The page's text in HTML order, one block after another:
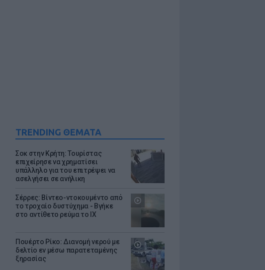
TRENDING ΘΕΜΑΤΑ
Σοκ στην Κρήτη: Τουρίστας
επιχείρησε να χρηματίσει
υπάλληλο για του επιτρέψει να
ασελγήσει σε ανήλικη
Σέρρες: Βίντεο-ντοκουμέντο από
το τροχαίο δυστύχημα - Βγήκε
στο αντίθετο ρεύμα το ΙΧ
Πουέρτο Ρίκο: Διανομή νερού με
δελτίο εν μέσω παρατεταμένης
ξηρασίας